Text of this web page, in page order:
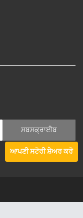
ਆਪਣੀ ਸਟੋਰੀ ਸ਼ੇਅਰ ਕਰੋ